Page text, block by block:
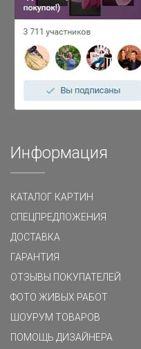
Информация
КАТАЛОГ КАРТИН
СПЕЦПРЕДЛОЖЕНИЯ
ДОСТАВКА
ГАРАНТИЯ
ОТЗЫВЫ ПОКУПАТЕЛЕЙ
ФОТО ЖИВЫХ РАБОТ
ШОУРУМ ТОВАРОВ
ПОМОЩЬ ДИЗАЙНЕРА